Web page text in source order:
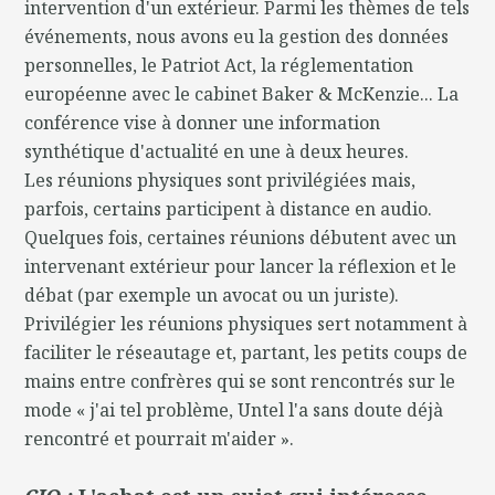
intervention d'un extérieur. Parmi les thèmes de tels
événements, nous avons eu la gestion des données
personnelles, le Patriot Act, la réglementation
européenne avec le cabinet Baker & McKenzie... La
conférence vise à donner une information
synthétique d'actualité en une à deux heures.
Les réunions physiques sont privilégiées mais,
parfois, certains participent à distance en audio.
Quelques fois, certaines réunions débutent avec un
intervenant extérieur pour lancer la réflexion et le
débat (par exemple un avocat ou un juriste).
Privilégier les réunions physiques sert notamment à
faciliter le réseautage et, partant, les petits coups de
mains entre confrères qui se sont rencontrés sur le
mode « j'ai tel problème, Untel l'a sans doute déjà
rencontré et pourrait m'aider ».